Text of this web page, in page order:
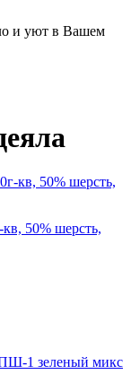
и уют в Вашем
50% шерсть,